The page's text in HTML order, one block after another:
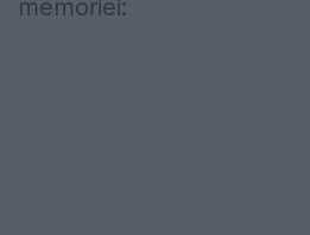
memoriei: